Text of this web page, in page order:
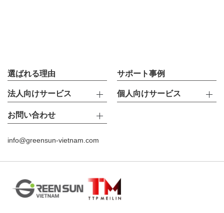
選ばれる理由 サポート事例
法人向けサービス 個人向けサービス
お問い合わせ
info@greensun-vietnam.com